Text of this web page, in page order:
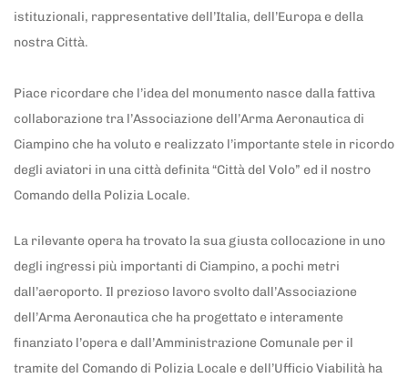
istituzionali, rappresentative dell’Italia, dell’Europa e della
nostra Città.
Piace ricordare che l’idea del monumento nasce dalla fattiva
collaborazione tra l’Associazione dell’Arma Aeronautica di
Ciampino che ha voluto e realizzato l’importante stele in ricordo
degli aviatori in una città definita “Città del Volo” ed il nostro
Comando della Polizia Locale.
La rilevante opera ha trovato la sua giusta collocazione in uno
degli ingressi più importanti di Ciampino, a pochi metri
dall’aeroporto. Il prezioso lavoro svolto dall’Associazione
dell’Arma Aeronautica che ha progettato e interamente
finanziato l’opera e dall’Amministrazione Comunale per il
tramite del Comando di Polizia Locale e dell’Ufficio Viabilità ha